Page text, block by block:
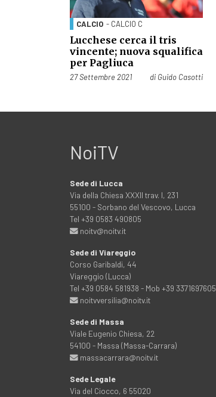
CALCIO - CALCIO C
Lucchese cerca il tris
vincente; nuova squalifica
per Pagliuca
Pubblicato il
27 Settembre 2021 di Guido Casotti
NoiTV
Sede di Lucca
Via della Chiesa XXXII trav. I, 231
55100 - Sorbano del Vescovo, Lucca
Tel +39 0583 490805
noitv@noitv.it
Sede di Viareggio
Corso Garibaldi, 44
Viareggio (Lucca)
Tel +39 0584 581938 - Mob +39 3371697605
noitvversilia@noitv.it
Sede di Massa
Viale Eugenio Chiesa, 22
54100 - Massa (Massa-Carrara)
massacarrara@noitv.it
Sede Legale
Via del Ciocco, 6 55020